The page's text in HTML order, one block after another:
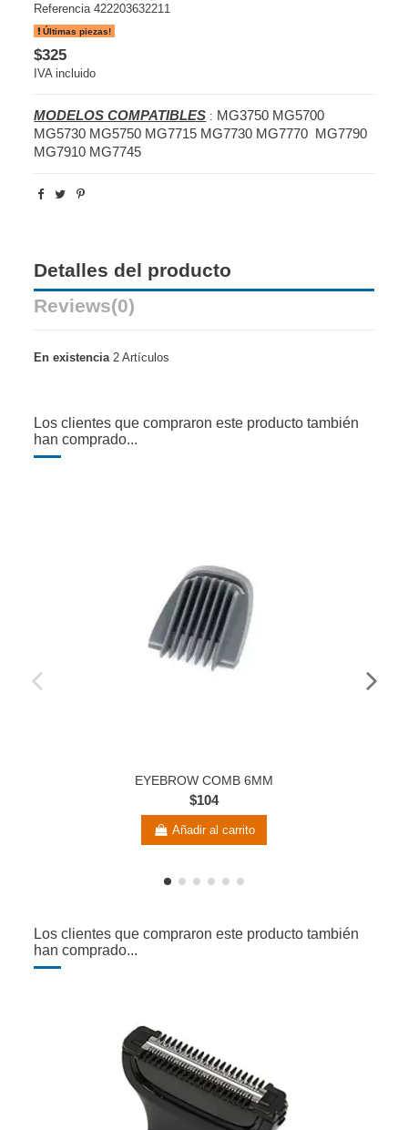
Referencia 422203632211
Últimas piezas!
$325
IVA incluido
MODELOS COMPATIBLES : MG3750 MG5700
MG5730 MG5750 MG7715 MG7730 MG7770 MG7790
MG7910 MG7745
Detalles del producto
Reviews(0)
En existencia 2 Artículos
Los clientes que compraron este producto también
han comprado...
EYEBROW COMB 6MM
$104
Añadir al carrito
Los clientes que compraron este producto también
han comprado...